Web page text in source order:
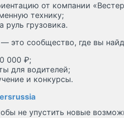
от компании
технику;
руль грузовика.
это сообщество, где вы
000 ₽;
для водителей;
и конкурсы.
не упустить новые